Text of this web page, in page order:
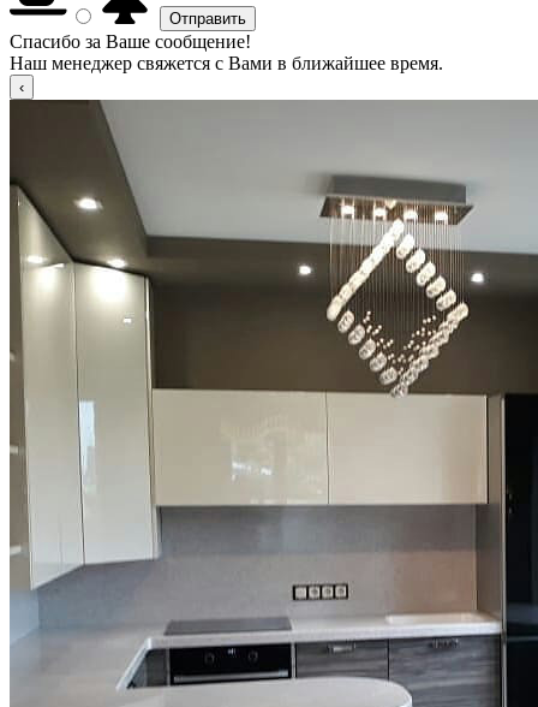
Спасибо за Ваше сообщение!
Наш менеджер свяжется с Вами в ближайшее время.